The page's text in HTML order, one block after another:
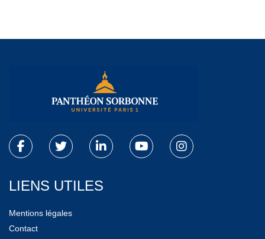
LIENS UTILES
Mentions légales
Contact